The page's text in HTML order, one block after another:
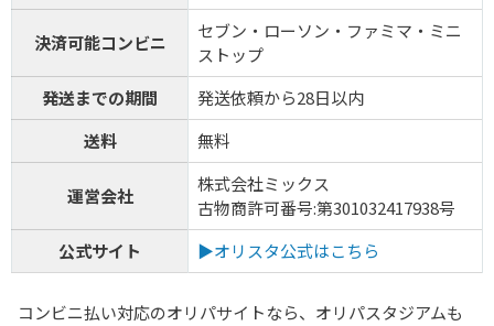
決済可能コンビニ
セブン・ローソン・ファミマ・ミニ
ストップ
発送までの期間
発送依頼から28日以内
送料
無料
運営会社
株式会社ミックス
古物商許可番号:第301032417938号
公式サイト
▶オリスタ公式はこちら
コンビニ払い対応のオリパサイトなら、オリパスタジアムも